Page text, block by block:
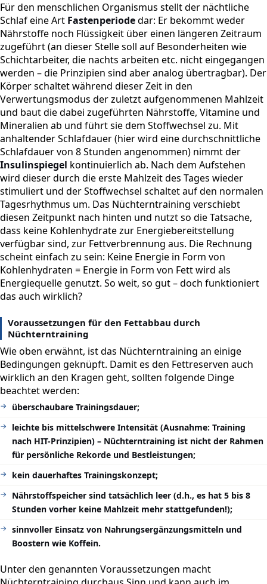
Für den menschlichen Organismus stellt der nächtliche
Schlaf eine Art Fastenperiodedar: Er bekommt weder
Nährstoffe noch Flüssigkeit über einen längeren Zeitraum
zugeführt (an dieser Stelle soll auf Besonderheiten wie
Schichtarbeiter, die nachts arbeiten etc. nicht eingegangen
werden – die Prinzipien sind aber analog übertragbar). Der
Körper schaltet während dieser Zeit in den
Verwertungsmodus der zuletzt aufgenommenen Mahlzeit
und baut die dabei zugeführten Nährstoffe, Vitamine und
Mineralien ab und führt sie dem Stoffwechsel zu. Mit
anhaltender Schlafdauer (hier wird eine durchschnittliche
Schlafdauer von 8 Stunden angenommen) nimmt der
Insulinspiegel kontinuierlich ab. Nach dem Aufstehen
wird dieser durch die erste Mahlzeit des Tages wieder
stimuliert und der Stoffwechsel schaltet auf den normalen
Tagesrhythmus um. Das Nüchterntraining verschiebt
diesen Zeitpunkt nach hinten und nutzt so die Tatsache,
dass keine Kohlenhydrate zur Energiebereitstellung
verfügbar sind, zur Fettverbrennung aus. Die Rechnung
scheint einfach zu sein: Keine Energie in Form von
Kohlenhydraten = Energie in Form von Fett wird als
Energiequelle genutzt. So weit, so gut – doch funktioniert
das auch wirklich?
Voraussetzungen für den Fettabbau durch
Nüchterntraining
Wie oben erwähnt, ist das Nüchterntraining an einige
Bedingungen geknüpft. Damit es den Fettreserven auch
wirklich an den Kragen geht, sollten folgende Dinge
beachtet werden:
überschaubare Trainingsdauer;
leichte bis mittelschwere Intensität (Ausnahme: Training
nach HIT-Prinzipien) – Nüchterntraining ist nicht der Rahmen
für persönliche Rekorde und Bestleistungen;
kein dauerhaftes Trainingskonzept;
Nährstoffspeicher sind tatsächlich leer (d.h., es hat 5 bis 8
Stunden vorher keine Mahlzeit mehr stattgefunden!);
sinnvoller Einsatz von Nahrungsergänzungsmitteln und
Boostern wie Koffein.
Unter den genannten Voraussetzungen macht